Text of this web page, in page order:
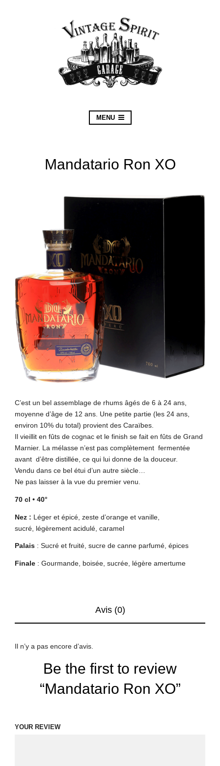
MENU
Mandatario Ron XO
C’est un bel assemblage de rhums âgés de 6 à 24 ans,
moyenne d’âge de 12 ans. Une petite partie (les 24 ans,
environ 10% du total) provient des Caraïbes.
Il vieillit en fûts de cognac et le finish se fait en fûts de Grand
Marnier. La mélasse n’est pas complètement fermentée
avant d’être distillée, ce qui lui donne de la douceur.
Vendu dans ce bel étui d’un autre siècle…
Ne pas laisser à la vue du premier venu.
70 cl • 40°
Nez : Léger et épicé, zeste d’orange et vanille,
sucré, légèrement acidulé, caramel
Palais : Sucré et fruité, sucre de canne parfumé, épices
Finale : Gourmande, boisée, sucrée, légère amertume
Avis (0)
Il n’y a pas encore d’avis.
Be the first to review
“Mandatario Ron XO”
YOUR REVIEW